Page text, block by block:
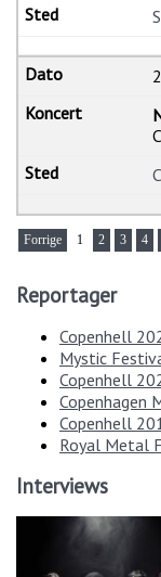
Forrige 1 2 3 4
Reportager
Copenhell
Mystic
Copenhell
Copenhagen
Copenhell
Royal Metal
Interviews